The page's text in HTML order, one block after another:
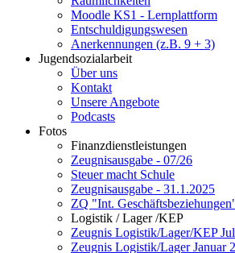
Moodle KS1 - Lernplattform
Entschuldigungswesen
Anerkennungen (z.B. 9 + 3)
Jugendsozialarbeit
Über uns
Kontakt
Unsere Angebote
Podcasts
Fotos
Finanzdienstleistungen
Zeugnisausgabe - 07/26
Steuer macht Schule
Zeugnisausgabe - 31.1.2025
ZQ "Int.
Logistik / Lager /KEP
Zeugnis Logistik/Lager/KEP
Zeugnis Logistik/Lager Januar